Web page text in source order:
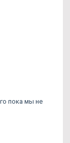
пока мы не